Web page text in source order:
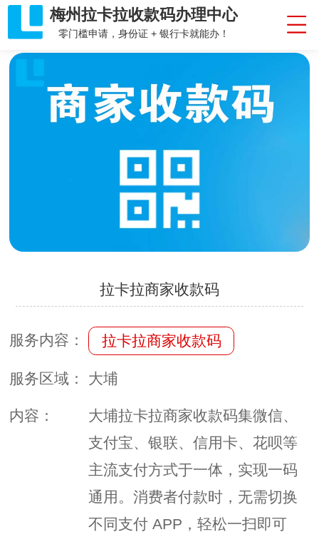
梅州拉卡拉收款码办理中心
零门槛申请，身份证 + 银行卡就能办！
拉卡拉商家收款码
服务内容： 拉卡拉商家收款码
服务区域： 大埔
内容：
大埔拉卡拉商家收款码集微信、
支付宝、银联、信用卡、花呗等
主流支付方式于一体，实现一码
通用。消费者付款时，无需切换
不同支付 APP，轻松一扫即可